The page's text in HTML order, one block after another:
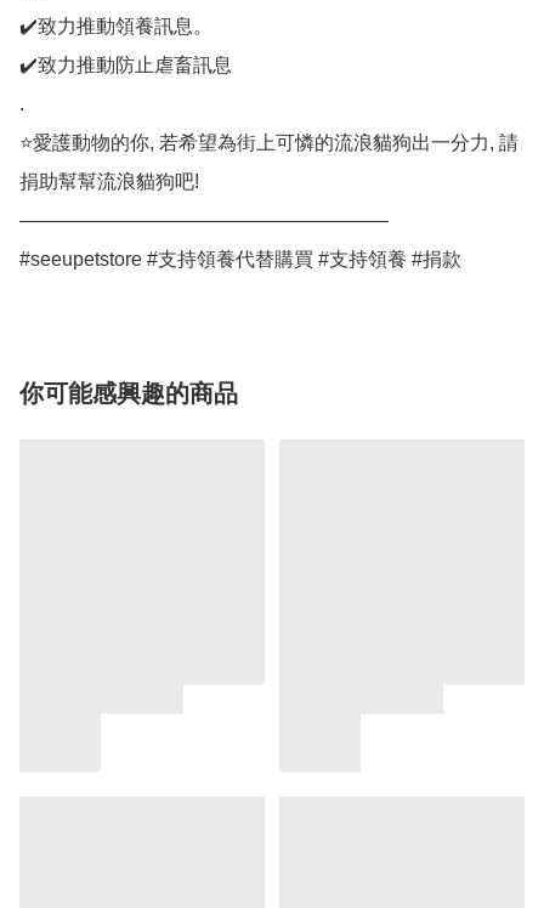
✔️致力推動領養訊息。
✔️致力推動防止虐畜訊息
.
⭐️愛護動物的你, 若希望為街上可憐的流浪貓狗出一分力, 請
捐助幫幫流浪貓狗吧!
———————————————————
#seeupetstore #支持領養代替購買 #支持領養 #捐款
你可能感興趣的商品